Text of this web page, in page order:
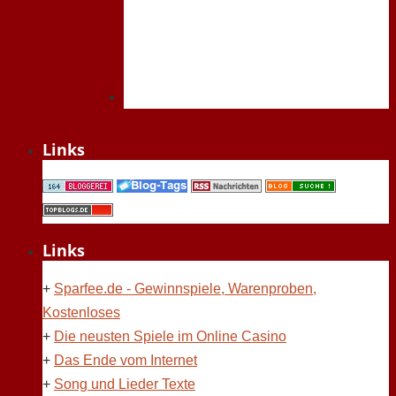
Links
Links
+ Sparfee.de - Gewinnspiele, Warenproben,
Kostenloses
+ Die neusten Spiele im Online Casino
+ Das Ende vom Internet
+ Song und Lieder Texte